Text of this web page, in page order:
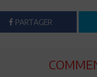
PARTAGER